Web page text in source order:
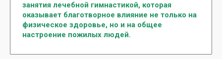
занятия лечебной гимнастикой, которая
оказывает благотворное влияние не только на
физическое здоровье, но и на общее
настроение пожилых людей.